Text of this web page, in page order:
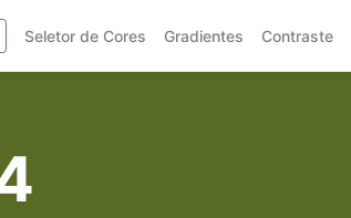
Seletor de Cores Gradientes Contraste